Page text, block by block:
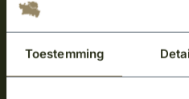
Toestemming
Meld je aan en
over onze kempische
Aanmelden voor de nieuwsbrief